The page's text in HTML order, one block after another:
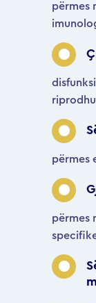
përmes
përmes
përmes